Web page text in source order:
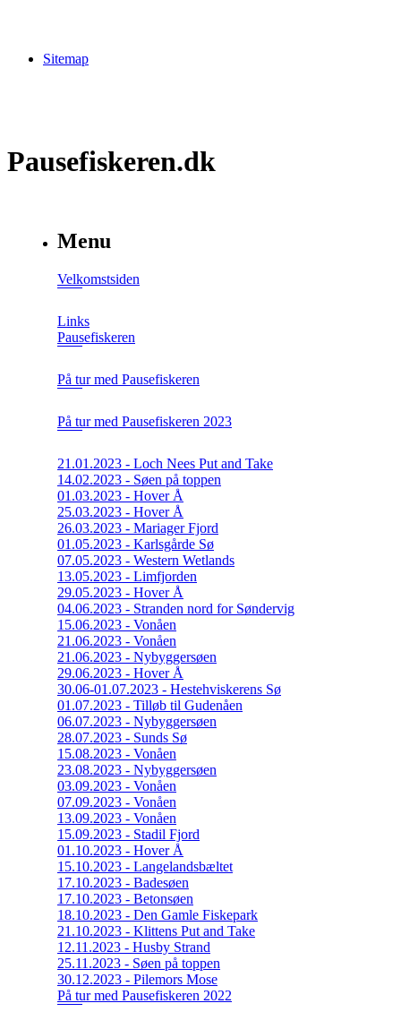
Sitemap
Pausefiskeren.dk
Menu
Velkomstsiden
Links
Pausefiskeren
På tur med Pausefiskeren
På tur med Pausefiskeren 2023
21.01.2023 - Loch Nees Put and Take
14.02.2023 - Søen på toppen
01.03.2023 - Hover Å
25.03.2023 - Hover Å
26.03.2023 - Mariager Fjord
01.05.2023 - Karlsgårde Sø
07.05.2023 - Western Wetlands
13.05.2023 - Limfjorden
29.05.2023 - Hover Å
04.06.2023 - Stranden nord for Søndervig
15.06.2023 - Vonåen
21.06.2023 - Vonåen
21.06.2023 - Nybyggersøen
29.06.2023 - Hover Å
30.06-01.07.2023 - Hestehviskerens Sø
01.07.2023 - Tilløb til Gudenåen
06.07.2023 - Nybyggersøen
28.07.2023 - Sunds Sø
15.08.2023 - Vonåen
23.08.2023 - Nybyggersøen
03.09.2023 - Vonåen
07.09.2023 - Vonåen
13.09.2023 - Vonåen
15.09.2023 - Stadil Fjord
01.10.2023 - Hover Å
15.10.2023 - Langelandsbæltet
17.10.2023 - Badesøen
17.10.2023 - Betonsøen
18.10.2023 - Den Gamle Fiskepark
21.10.2023 - Klittens Put and Take
12.11.2023 - Husby Strand
25.11.2023 - Søen på toppen
30.12.2023 - Pilemors Mose
På tur med Pausefiskeren 2022